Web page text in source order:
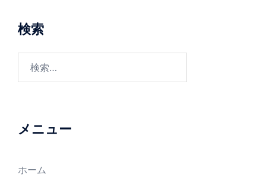
ー
シ
ョ
検索
メニュー
ホーム